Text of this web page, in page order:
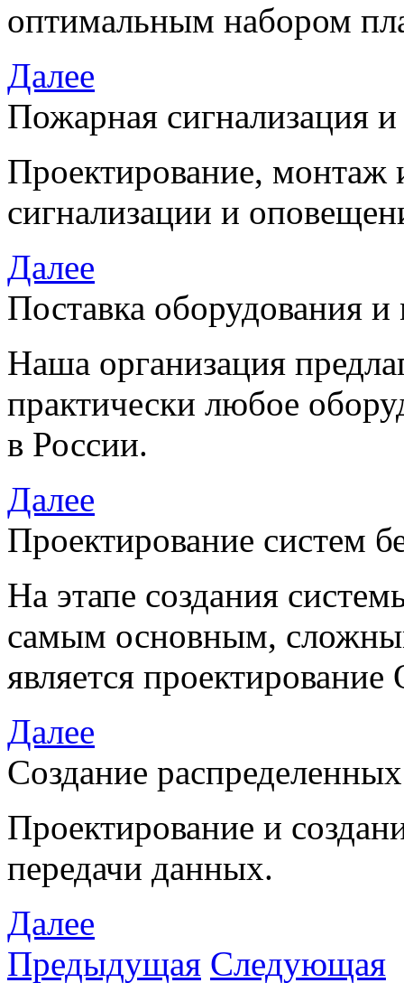
оптимальным набором
Далее
Пожарная сигнализация
Проектирование, монтаж
сигнализации и
Далее
Поставка оборудования и
Наша организация
практически любое
в России.
Далее
Проектирование систем
На этапе создания
самым основным,
является
Далее
Создание
Проектирование и
передачи данных.
Далее
Предыдущая Следующая